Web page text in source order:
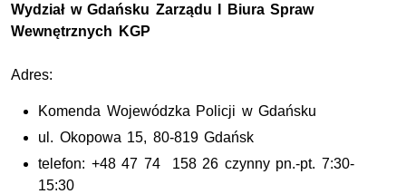
Wydział w Gdańsku Zarządu I Biura Spraw
Wewnętrznych KGP
Adres:
Komenda Wojewódzka Policji w Gdańsku
ul. Okopowa 15, 80-819 Gdańsk
telefon: +48 47 74 158 26 czynny pn.-pt. 7:30-
15:30